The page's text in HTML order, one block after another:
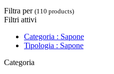
Filtra per (110 products)
Filtri attivi
Categoria : Sapone
Tipologia : Sapone
Categoria